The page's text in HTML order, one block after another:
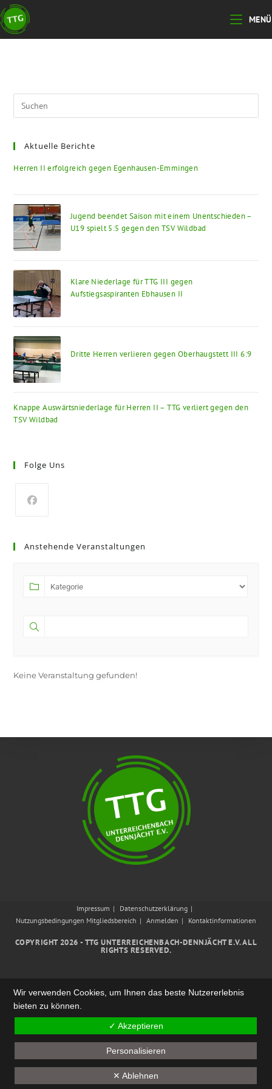
Zum
Inhalt
springen
MENÜ
Aktuelle Berichte
Herren II erfolgreich gegen Egenhausen-Emmingen
Jugend beendet Saison mit einem Unentschieden –
U19 spielt 5:5 gegen den TSV Wildbad
Klare Niederlage für TTG III gegen
Aufstiegsaspiranten Ebhausen II
Dritte Herren verlieren gegen Oberhaugstett III 6:9
Knappe Auswärtsniederlage für Herren II – TTG verliert gegen den
TSV Wildbad
Folge Uns
a
Anstehende Veranstaltungen
Keine Veranstaltung gefunden!
Impressum
Datenschutzerklärung
Nutzungsbedingungen Mitgliedsbereich
Anmelden Kontaktinformationen
COPYRIGHT 2026 - TTG UNTERREICHENBACH-DENNJÄCHT E.V. ALL
RIGHTS RESERVED.
Wir verwenden Cookies, um Ihnen das beste Nutzererlebnis
bieten zu können.
✓ Akzeptieren
Personalisieren
✕ Ablehnen